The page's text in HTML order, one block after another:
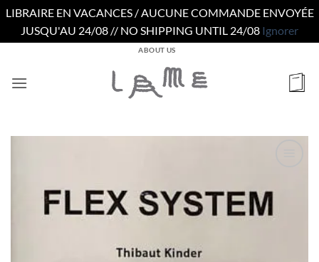
LIBRAIRE EN VACANCES / AUCUNE COMMANDE ENVOYÉE
JUSQU'AU 24/08 // NO SHIPPING UNTIL 24/08 Ignorer
contenu
ABOUT US